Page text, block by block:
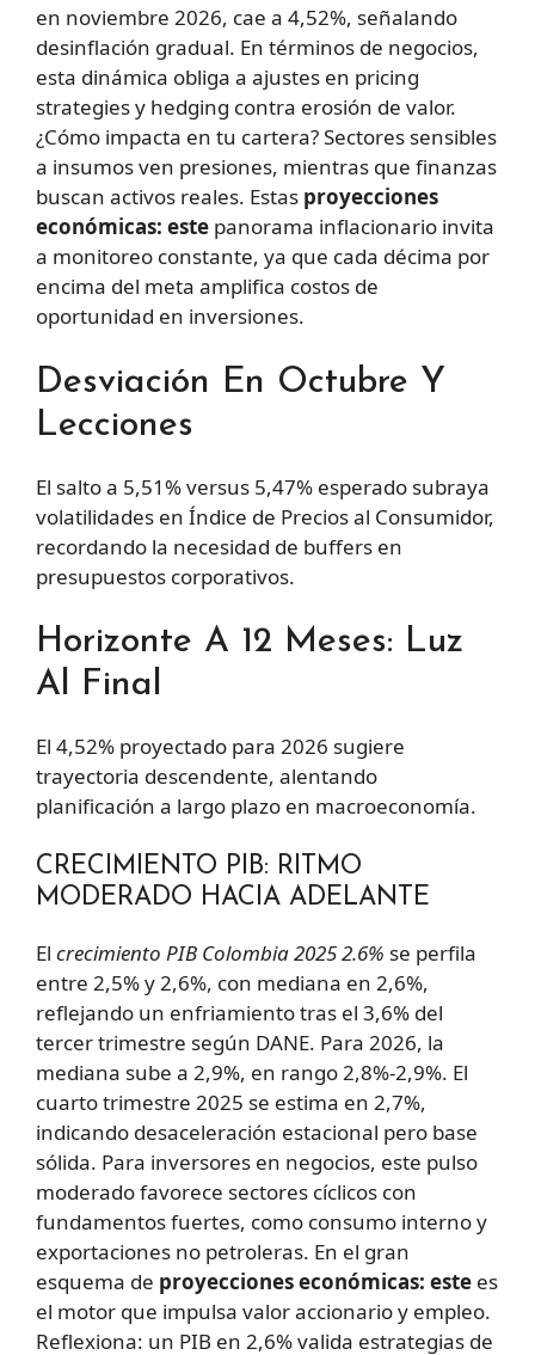
en noviembre 2026, cae a 4,52%, señalando
desinflación gradual. En términos de negocios,
esta dinámica obliga a ajustes en pricing
strategies y hedging contra erosión de valor.
¿Cómo impacta en tu cartera? Sectores sensibles
a insumos ven presiones, mientras que finanzas
buscan activos reales. Estas proyecciones
económicas: este panorama inflacionario invita
a monitoreo constante, ya que cada décima por
encima del meta amplifica costos de
oportunidad en inversiones.
Desviación En Octubre Y
Lecciones
El salto a 5,51% versus 5,47% esperado subraya
volatilidades en Índice de Precios al Consumidor,
recordando la necesidad de buffers en
presupuestos corporativos.
Horizonte A 12 Meses: Luz
Al Final
El 4,52% proyectado para 2026 sugiere
trayectoria descendente, alentando
planificación a largo plazo en macroeconomía.
CRECIMIENTO PIB: RITMO
MODERADO HACIA ADELANTE
El crecimiento PIB Colombia 2025 2.6% se perfila
entre 2,5% y 2,6%, con mediana en 2,6%,
reflejando un enfriamiento tras el 3,6% del
tercer trimestre según DANE. Para 2026, la
mediana sube a 2,9%, en rango 2,8%-2,9%. El
cuarto trimestre 2025 se estima en 2,7%,
indicando desaceleración estacional pero base
sólida. Para inversores en negocios, este pulso
moderado favorece sectores cíclicos con
fundamentos fuertes, como consumo interno y
exportaciones no petroleras. En el gran
esquema de proyecciones económicas: este es
el motor que impulsa valor accionario y empleo.
Reflexiona: un PIB en 2,6% valida estrategias de